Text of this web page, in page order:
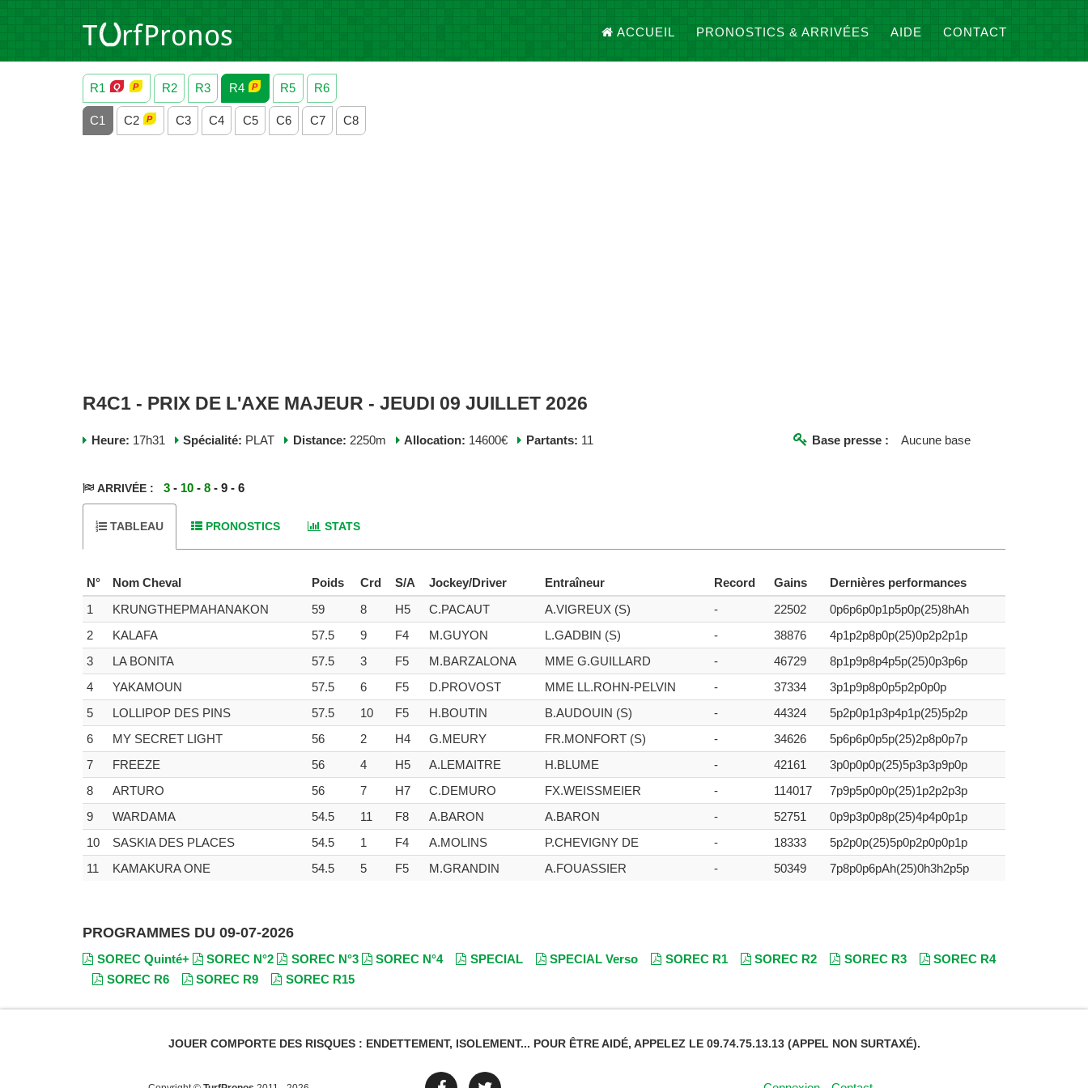
ACCUEIL PRONOSTICS & ARRIVÉES AIDE CONTACT
R1 R2 R3 R4 R5 R6
C1 C2 C3 C4 C5 C6 C7 C8
R4C1 - PRIX DE L'AXE MAJEUR - JEUDI 09 JUILLET 2026
Heure: 17h31 Spécialité: PLAT Distance: 2250m Allocation: 14600€ Partants: 11 Base presse : Aucune base
ARRIVÉE : 3 - 10 -8 - 9 - 6
TABLEAU PRONOSTICS STATS
N° Nom Cheval Poids Crd S/A Jockey/Driver Entraîneur Record Gains
Dernières performances
1
KRUNGTHEPMAHANAKON 59 8 H5 C.PACAUT A.VIGREUX (S) - 22502
0p6p6p0p1p5p0p(25)8hAh
2
KALAFA 57.5 9 F4 M.GUYON L.GADBIN (S) - 38876
4p1p2p8p0p(25)0p2p2p1p
3
LA BONITA 57.5 3 F5 M.BARZALONA MME G.GUILLARD - 46729
8p1p9p8p4p5p(25)0p3p6p
4
YAKAMOUN 57.5 6 F5 D.PROVOST MME LL.ROHN-PELVIN - 37334
3p1p9p8p0p5p2p0p0p
5
LOLLIPOP DES PINS 57.5 10 F5 H.BOUTIN B.AUDOUIN (S) - 44324
5p2p0p1p3p4p1p(25)5p2p
6
MY SECRET LIGHT 56 2 H4 G.MEURY FR.MONFORT (S) - 34626
5p6p6p0p5p(25)2p8p0p7p
7
FREEZE 56 4 H5 A.LEMAITRE H.BLUME - 42161
3p0p0p0p(25)5p3p3p9p0p
8
ARTURO 56 7 H7 C.DEMURO FX.WEISSMEIER - 114017
7p9p5p0p0p(25)1p2p2p3p
9
WARDAMA 54.5 11 F8 A.BARON A.BARON - 52751
0p9p3p0p8p(25)4p4p0p1p
10
SASKIA DES PLACES 54.5 1 F4 A.MOLINS P.CHEVIGNY DE - 18333
5p2p0p(25)5p0p2p0p0p1p
11
KAMAKURA ONE 54.5 5 F5 M.GRANDIN A.FOUASSIER - 50349 7p8p0p6pAh(25)0h3h2p5p
PROGRAMMES DU 09-07-2026
SOREC Quinté+ SOREC N°2 SOREC N°3 SOREC N°4 SPECIAL SPECIAL Verso SOREC R1 SOREC R2 SOREC R3
SOREC R4
SOREC R6
SOREC R9 SOREC R15
JOUER COMPORTE DES RISQUES : ENDETTEMENT, ISOLEMENT... POUR ÊTRE AIDÉ, APPELEZ LE 09.74.75.13.13 (APPEL NON SURTAXÉ).